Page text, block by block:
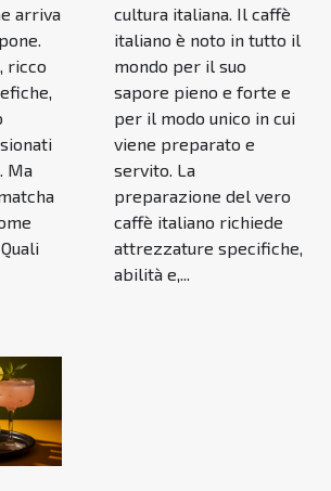
arriva
ricco
Ma
cultura italiana. Il caffè
italiano è noto in tutto il
mondo per il suo
sapore pieno e forte e
per il modo unico in cui
viene preparato e
servito. La
preparazione del vero
caffè italiano richiede
attrezzature specifiche,
abilità e,...